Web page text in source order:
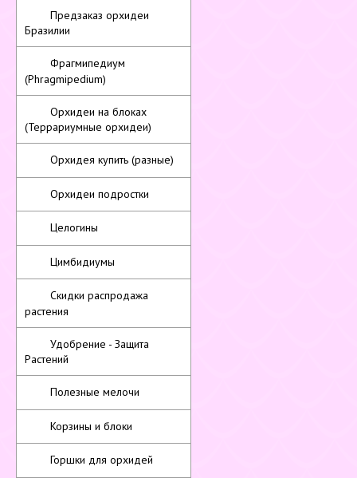
Предзаказ орхидеи
Бразилии
Фрагмипедиум
(Phragmipedium)
Орхидеи на блоках
(Террариумные орхидеи)
Орхидея купить (разные)
Орхидеи подростки
Целогины
Цимбидиумы
Скидки распродажа
растения
Удобрение - Защита
Растений
Полезные мелочи
Корзины и блоки
Горшки для орхидей